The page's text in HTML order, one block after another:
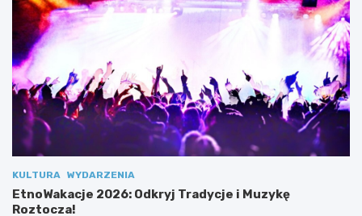
ł
a
2
.
KULTURA WYDARZENIA
EtnoWakacje 2026: Odkryj Tradycje i Muzykę
Roztocza!